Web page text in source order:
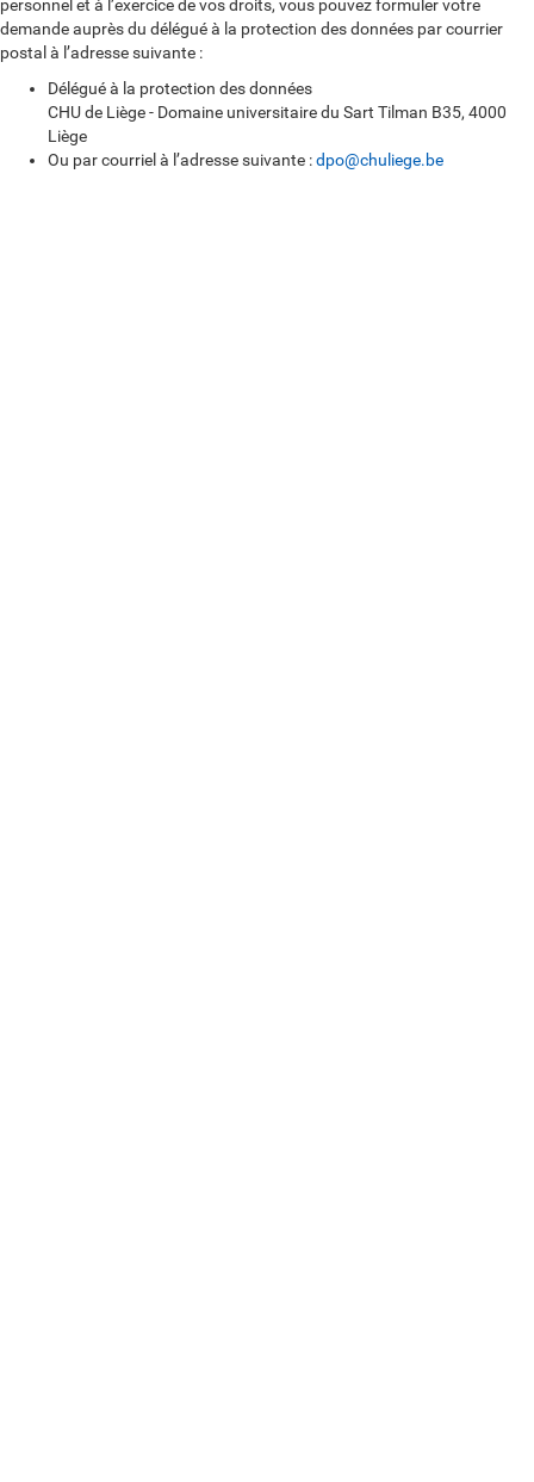
personnel et à l’exercice de vos droits, vous pouvez formuler votre
demande auprès du délégué à la protection des données par courrier
postal à l’adresse suivante :
Délégué à la protection des données
CHU de Liège - Domaine universitaire du Sart Tilman B35, 4000
Liège
Ou par courriel à l’adresse suivante :dpo@chuliege.be